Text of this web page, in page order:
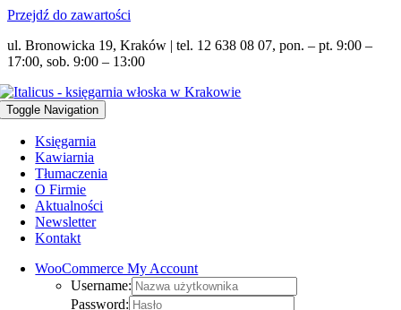
Przejdź do zawartości
ul. Bronowicka 19, Kraków | tel. 12 638 08 07, pon. – pt. 9:00 –
17:00, sob. 9:00 – 13:00
Toggle Navigation
Księgarnia
Kawiarnia
Tłumaczenia
O Firmie
Aktualności
Newsletter
Kontakt
WooCommerce My Account
Username:
Password: